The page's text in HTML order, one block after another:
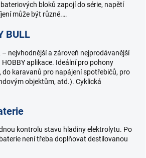
bloků zapojí do série, napětí
může být různé.…
BULL
– nejvhodnější a zároveň nejprodávanější
aplikace. Ideální pro pohony
karavanů pro napájení spotřebičů, pro
objektům, atd.). Cyklická
kontrolu stavu hladiny elektrolytu. Po
není třeba doplňovat destilovanou